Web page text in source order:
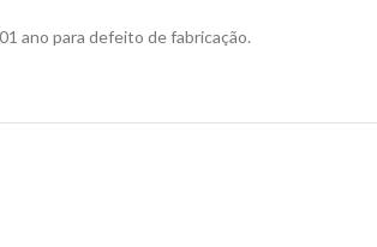
ano para defeito de fabricação.